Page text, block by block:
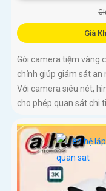
Giá
Gói camera tiệm vàng
chỉnh giúp giám sát an
Với camera siêu nét,
cho phép quan sát chi